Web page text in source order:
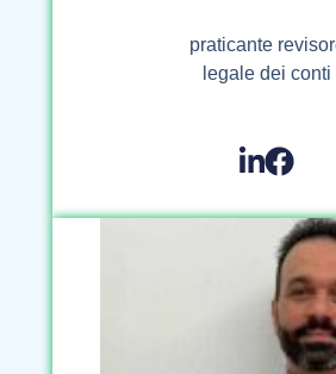
praticante
legale dei conti